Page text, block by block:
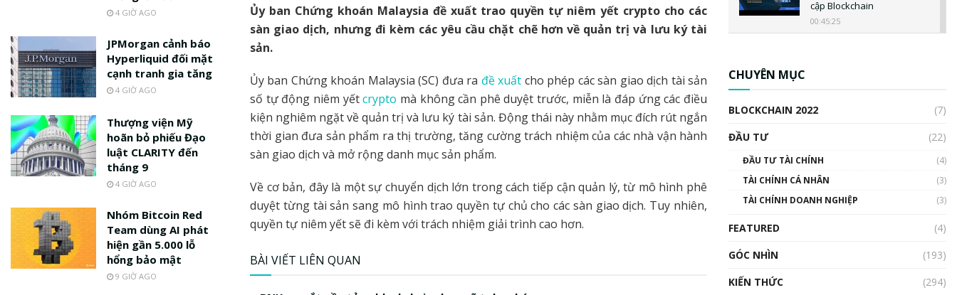
Ủy ban Chứng khoán Malaysia đề xuất trao quyền tự niêm yết crypto cho các
sàn giao dịch, nhưng đi kèm các yêu cầu chặt chẽ hơn về quản trị và lưu ký tài
sản.
Ủy ban Chứng khoán Malaysia (SC) đưa ra đề xuất cho phép các sàn giao dịch tài sản
số tự động niêm yếtcrypto mà không cần phê duyệt trước, miễn là đáp ứng các điều
kiện nghiêm ngặt về quản trị và lưu ký tài sản. Động thái này nhằm mục đích rút ngắn
thời gian đưa sản phẩm ra thị trường, tăng cường trách nhiệm của các nhà vận hành
sàn giao dịch và mở rộng danh mục sản phẩm.
Về cơ bản, đây là một sự chuyển dịch lớn trong cách tiếp cận quản lý, từ mô hình phê
duyệt từng tài sản sang mô hình trao quyền tự chủ cho các sàn giao dịch. Tuy nhiên,
quyền tự niêm yết sẽ đi kèm với trách nhiệm giải trình cao hơn.
BÀI VIẾT LIÊN QUAN
4 GIỜ AGO
JPMorgan cảnh báo
Hyperliquid đối mặt
cạnh tranh gia tăng
4 GIỜ AGO
Thượng viện Mỹ
hoãn bỏ phiếu Đạo
luật CLARITY đến
tháng 9
4 GIỜ AGO
Nhóm Bitcoin Red
Team dùng AI phát
hiện gần 5.000 lỗ
hổng bảo mật
9 GIỜ AGO
cập Blockchain
00:45:25
uptrend trong năm 2023? |
Phổ cập Blockchain
00:02:14
Nhìn lại năm 2022: Những
CHUYÊN MỤC
BLOCKCHAIN 2022
(7)
ĐẦU TƯ
(22)
ĐẦU TƯ TÀI CHÍNH
(4)
TÀI CHÍNH CÁ NHÂN
(3)
TÀI CHÍNH DOANH NGHIỆP
(3)
FEATURED
(4)
GÓC NHÌN
(193)
KIẾN THỨC
(294)